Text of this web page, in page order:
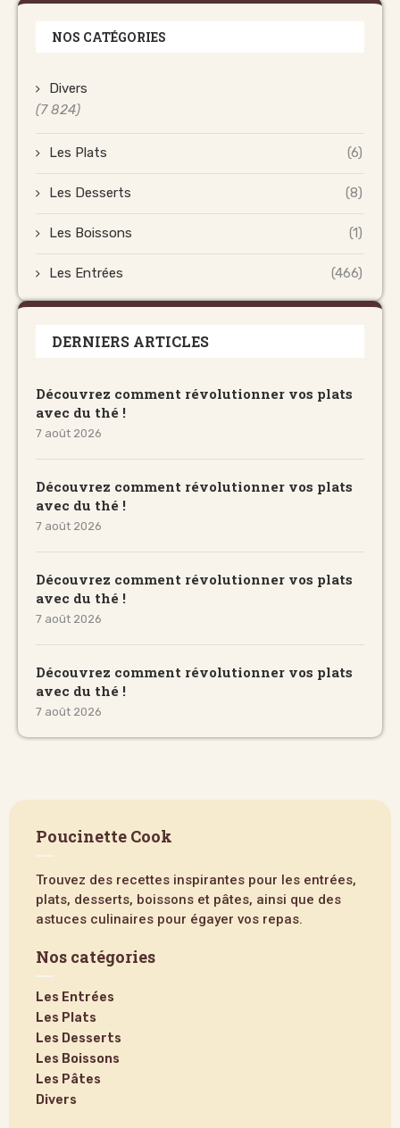
NOS CATÉGORIES
Divers
(7 824)
Les Plats (6)
Les Desserts (8)
Les Boissons (1)
Les Entrées (466)
DERNIERS ARTICLES
Découvrez comment révolutionner vos plats
avec du thé !
7 août 2026
Découvrez comment révolutionner vos plats
avec du thé !
7 août 2026
Découvrez comment révolutionner vos plats
avec du thé !
7 août 2026
Découvrez comment révolutionner vos plats
avec du thé !
7 août 2026
Poucinette Cook
Trouvez des recettes inspirantes pour les entrées,
plats, desserts, boissons et pâtes, ainsi que des
astuces culinaires pour égayer vos repas.
Nos catégories
Les Entrées
Les Plats
Les Desserts
Les Boissons
Les Pâtes
Divers